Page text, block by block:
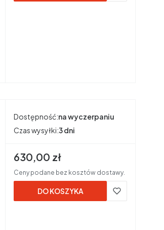
Dostępność:na wyczerpaniu
Czas wysyłki:3 dni
Cena brutto
630,00 zł
Ceny podane bez kosztów dostawy.
DO KOSZYKA